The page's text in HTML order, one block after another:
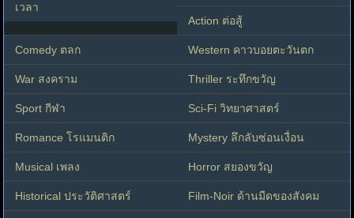
เวลา
Action ต่อสู้
Comedy ตลก Western คาวบอยตะวันตก
War สงคราม Thriller ระทึกขวัญ
Sport กีฬา Sci-Fi วิทยาศาสตร์
Romance โรแมนติก Mystery ลึกลับซ่อนเงื่อน
Musical เพลง Horror สยองขวัญ
Historical ประวัติศาสตร์ Film-Noir ด้านมืดของสังคม